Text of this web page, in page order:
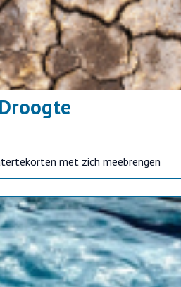
met zich meebrengen